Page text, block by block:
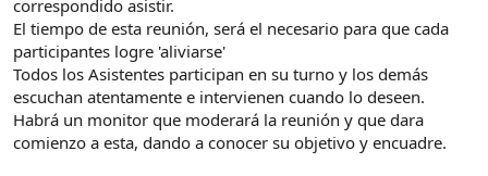
correspondido asistir.
El tiempo de esta reunión, será el necesario para que cada
participantes logre 'aliviarse'
Todos los Asistentes participan en su turno y los demás
escuchan atentamente e intervienen cuando lo deseen.
Habrá un monitor que moderará la reunión y que dara
comienzo a esta, dando a conocer su objetivo y encuadre.